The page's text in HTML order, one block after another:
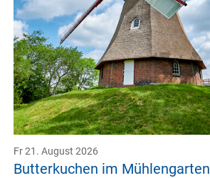
Butterkuchen im Mühlengarten
Fr 21. August 2026